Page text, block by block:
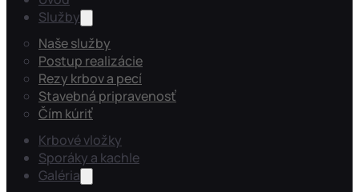
Služby
Naše služby
Postup realizácie
Rezy krbov a pecí
Stavebná pripravenosť
Čím kúriť
Krbové vložky
Sporáky a kachle
Galéria